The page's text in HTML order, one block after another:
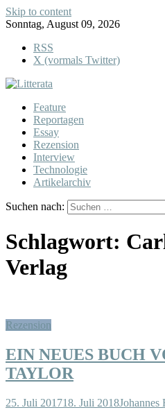
Skip to content
Sonntag, August 09, 2026
RSS
X (vormals Twitter)
Feature
Reportagen
Essay
Rezension
Interview
Technologie
Artikelarchiv
Suchen nach:
Schlagwort:
Verlag
Rezension
EIN NEUES BUCH
TAYLOR
25. Juli 201718. Juli 2018Johannes